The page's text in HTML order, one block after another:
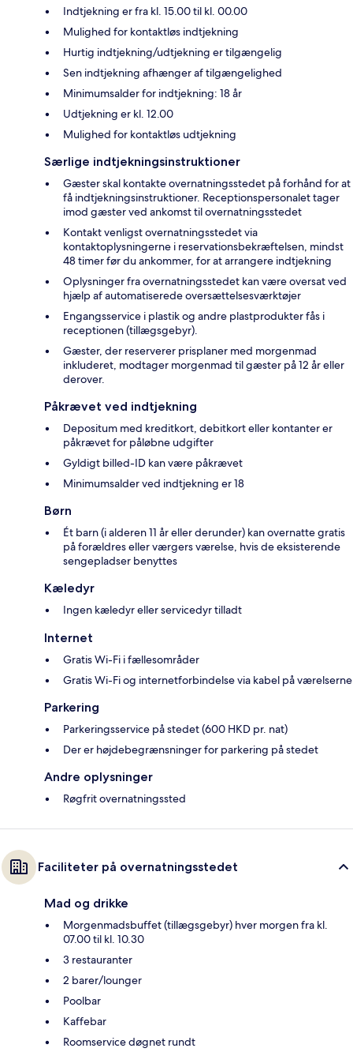
Indtjekning er fra kl. 15.00 til kl. 00.00
Mulighed for kontaktløs indtjekning
Hurtig indtjekning/udtjekning er tilgængelig
Sen indtjekning afhænger af tilgængelighed
Minimumsalder for indtjekning: 18 år
Udtjekning er kl. 12.00
Mulighed for kontaktløs udtjekning
Særlige indtjekningsinstruktioner
Gæster skal kontakte overnatningsstedet på forhånd for at
få indtjekningsinstruktioner. Receptionspersonalet tager
imod gæster ved ankomst til overnatningsstedet
Kontakt venligst overnatningsstedet via
kontaktoplysningerne i reservationsbekræftelsen, mindst
48 timer før du ankommer, for at arrangere indtjekning
Oplysninger fra overnatningsstedet kan være oversat ved
hjælp af automatiserede oversættelsesværktøjer
Engangsservice i plastik og andre plastprodukter fås i
receptionen (tillægsgebyr).
Gæster, der reserverer prisplaner med morgenmad
inkluderet, modtager morgenmad til gæster på 12 år eller
derover.
Påkrævet ved indtjekning
Depositum med kreditkort, debitkort eller kontanter er
påkrævet for påløbne udgifter
Gyldigt billed-ID kan være påkrævet
Minimumsalder ved indtjekning er 18
Børn
Ét barn (i alderen 11 år eller derunder) kan overnatte gratis
på forældres eller værgers værelse, hvis de eksisterende
sengepladser benyttes
Kæledyr
Ingen kæledyr eller servicedyr tilladt
Internet
Gratis Wi-Fi i fællesområder
Gratis Wi-Fi og internetforbindelse via kabel på værelserne
Parkering
Parkeringsservice på stedet (600 HKD pr. nat)
Der er højdebegrænsninger for parkering på stedet
Andre oplysninger
Røgfrit overnatningssted
Faciliteter på overnatningsstedet
Mad og drikke
Morgenmadsbuffet (tillægsgebyr) hver morgen fra kl.
07.00 til kl. 10.30
3 restauranter
2 barer/lounger
Poolbar
Kaffebar
Roomservice døgnet rundt